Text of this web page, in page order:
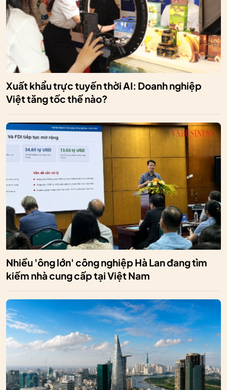
Xuất khẩu trực tuyến thời AI: Doanh nghiệp
Việt tăng tốc thế nào?
Nhiều 'ông lớn' công nghiệp Hà Lan đang tìm
kiếm nhà cung cấp tại Việt Nam